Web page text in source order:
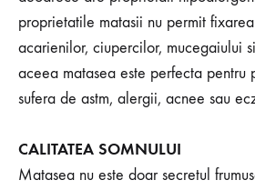
proprietatile matasii nu permit
acarienilor, ciupercilor, mucegaiului
aceea matasea este perfecta pentru
sufera de astm, alergii, acnee sau
CALITATEA SOMNULUI
Matasea nu este doar secretul